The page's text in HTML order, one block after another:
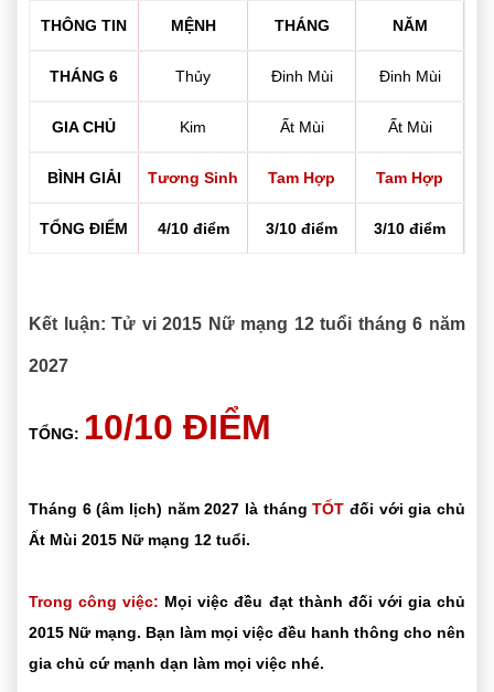
THÔNG TIN MỆNH THÁNG NĂM
THÁNG 6 Thủy Đinh Mùi Đinh Mùi
GIA CHỦ Kim Ất Mùi Ất Mùi
BÌNH GIẢI Tương Sinh Tam Hợp Tam Hợp
TỔNG ĐIỂM 4/10 điểm 3/10 điểm 3/10 điểm
Kết luận: Tử vi 2015 Nữ mạng 12 tuổi tháng 6 năm
2027
TỔNG: 10/10 ĐIỂM
Tháng 6 (âm lịch) năm 2027 là thángTỐT đối với gia chủ
Ất Mùi 2015 Nữ mạng 12 tuổi.
Trong công việc: Mọi việc đều đạt thành đối với gia chủ
2015 Nữ mạng. Bạn làm mọi việc đều hanh thông cho nên
gia chủ cứ mạnh dạn làm mọi việc nhé.